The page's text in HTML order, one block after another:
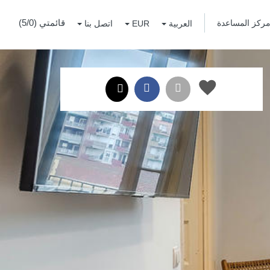
المساعدة العربية EUR اتصل بنا قائمتي (0
/5)